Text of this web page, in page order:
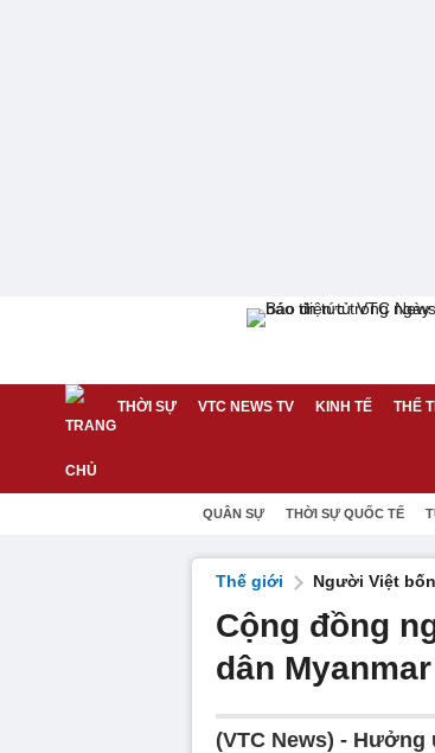
THỜI SỰ VTC NEWS TV KINH TẾ THỂ
QUÂN SỰ THỜI SỰ QUỐC TẾ
Thế giới Người Việt
Cộng đồng
dân
(VTC News) - Hưởng